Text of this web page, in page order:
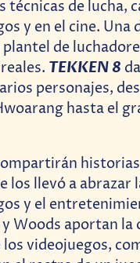
técnicas de lucha,
y en el cine.
de
TEKKEN 8
personajes,
hasta el
los llevó a abrazar
y el
Woods aportan
videojuegos,